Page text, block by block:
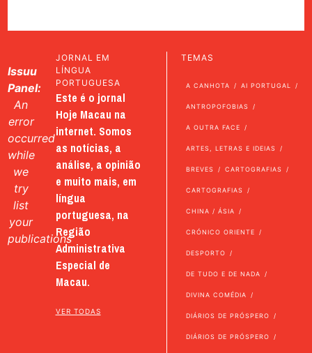
Issuu
Panel:
An
error
occurred
while
we
try
list
your
publications
JORNAL EM
LÍNGUA
PORTUGUESA
Este é o jornal
Hoje Macau na
internet. Somos
as notícias, a
análise, a opinião
e muito mais, em
língua
portuguesa, na
Região
Administrativa
Especial de
Macau.
VER TODAS
TEMAS
A CANHOTA AI PORTUGAL
ANTROPOFOBIAS
A OUTRA FACE
ARTES, LETRAS E IDEIAS
BREVES CARTOGRAFIAS
CARTOGRAFIAS
CHINA / ÁSIA
CRÓNICO ORIENTE
DESPORTO
DE TUDO E DE NADA
DIVINA COMÉDIA
DIÁRIOS DE PRÓSPERO
DIÁRIOS DE PRÓSPERO